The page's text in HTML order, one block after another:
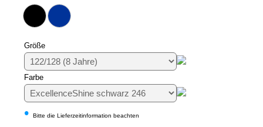
Größe
Farbe
• Bitte die Lieferzeitinformation beachten